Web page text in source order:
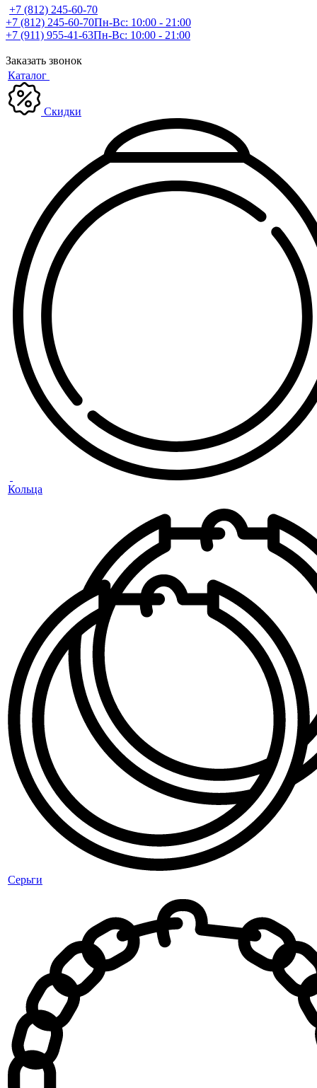
+7 (812) 245-60-70
+7 (812) 245-60-70Пн-Вс: 10:00 - 21:00
+7 (911) 955-41-63Пн-Вс: 10:00 - 21:00
Заказать звонок
Каталог
Скидки
Кольца
Серьги